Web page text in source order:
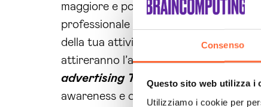
Consenso
Questo sito web utilizza i
Utilizziamo i cookie per
maggiore e potrai osservare risultati
professionale delle
della tua attività. Non solo, ma potrai
attireranno l’attenzione e l’interesse
advertising Trieste
, avrai un
awareness e conversioni.